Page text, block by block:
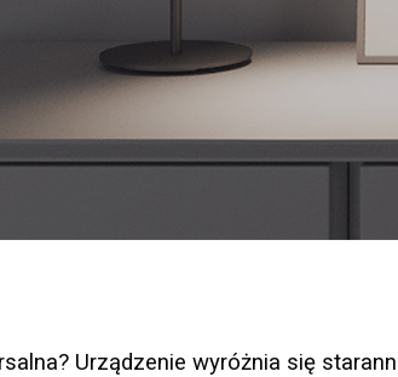
Urządzenie wyróżnia się